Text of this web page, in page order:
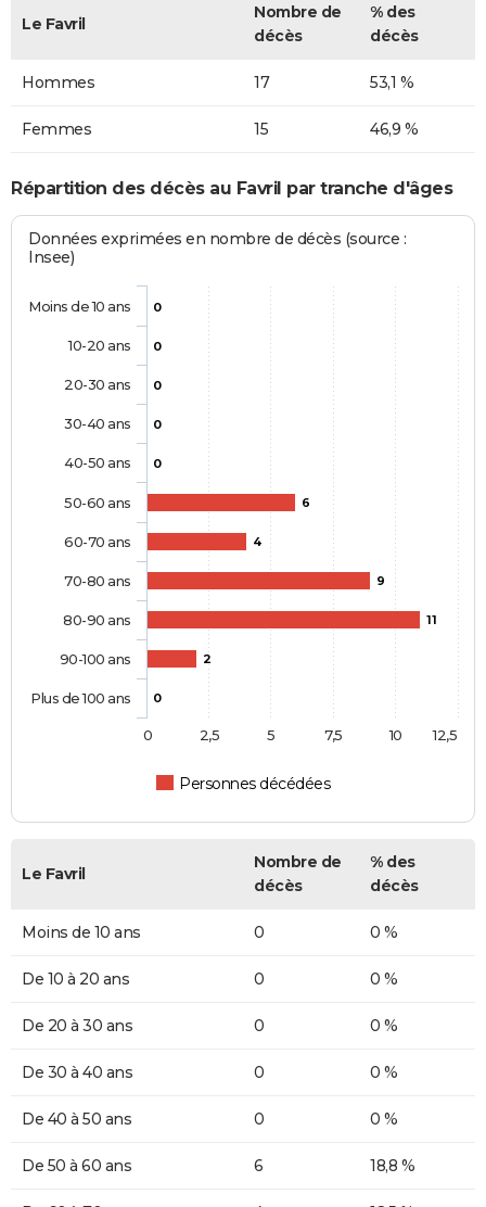
Le Favril
Nombre de
décès
% des
décès
Hommes 17 53,1 %
Femmes 15 46,9 %
Répartition des décès au Favril par tranche d'âges
Données exprimées en nombre de décès (source :
Insee)
0
0
0
0
0
6
4
9
11
2
0
Personnes décédées
Moins de 10 ans
10-20 ans
20-30 ans
30-40 ans
40-50 ans
50-60 ans
60-70 ans
70-80 ans
80-90 ans
90-100 ans
Plus de 100 ans
0 10
2,5 5 7,5 12,5
Le Favril
Nombre de
décès
% des
décès
Moins de 10 ans 0 0 %
De 10 à 20 ans 0 0 %
De 20 à 30 ans 0 0 %
De 30 à 40 ans 0 0 %
De 40 à 50 ans 0 0 %
De 50 à 60 ans 6 18,8 %